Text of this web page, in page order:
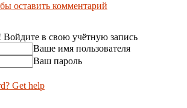
оставить комментарий
в свою учётную запись
Ваше имя пользователя
Ваш пароль
Get help